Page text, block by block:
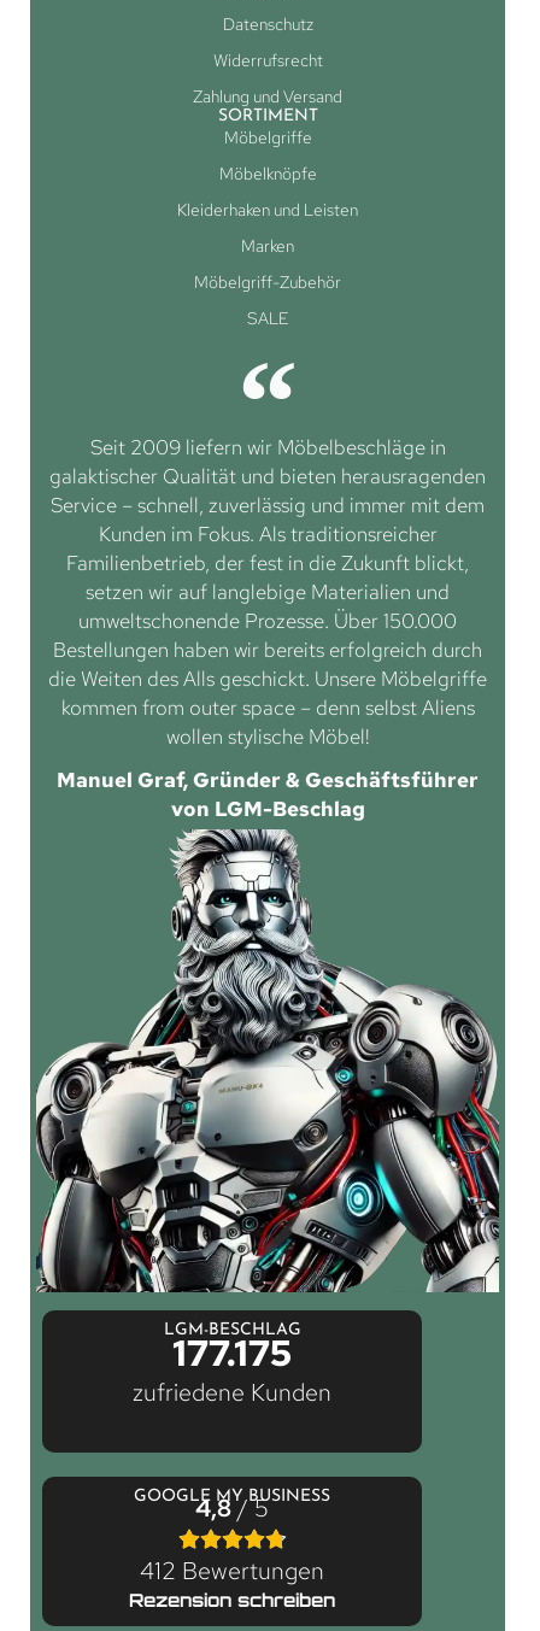
Datenschutz
Widerrufsrecht
Zahlung und Versand
SORTIMENT
Möbelgriffe
Möbelknöpfe
Kleiderhaken und Leisten
Marken
Möbelgriff-Zubehör
SALE
Seit 2009 liefern wir Möbelbeschläge in
galaktischer Qualität und bieten herausragenden
Service – schnell, zuverlässig und immer mit dem
Kunden im Fokus. Als traditionsreicher
Familienbetrieb, der fest in die Zukunft blickt,
setzen wir auf langlebige Materialien und
umweltschonende Prozesse. Über 150.000
Bestellungen haben wir bereits erfolgreich durch
die Weiten des Alls geschickt. Unsere Möbelgriffe
kommen from outer space – denn selbst Aliens
wollen stylische Möbel!
Manuel Graf, Gründer & Geschäftsführer
von LGM-Beschlag
LGM-BESCHLAG
177.175
zufriedene Kunden
GOOGLE MY BUSINESS
4,8/ 5
412 Bewertungen
Rezension schreiben